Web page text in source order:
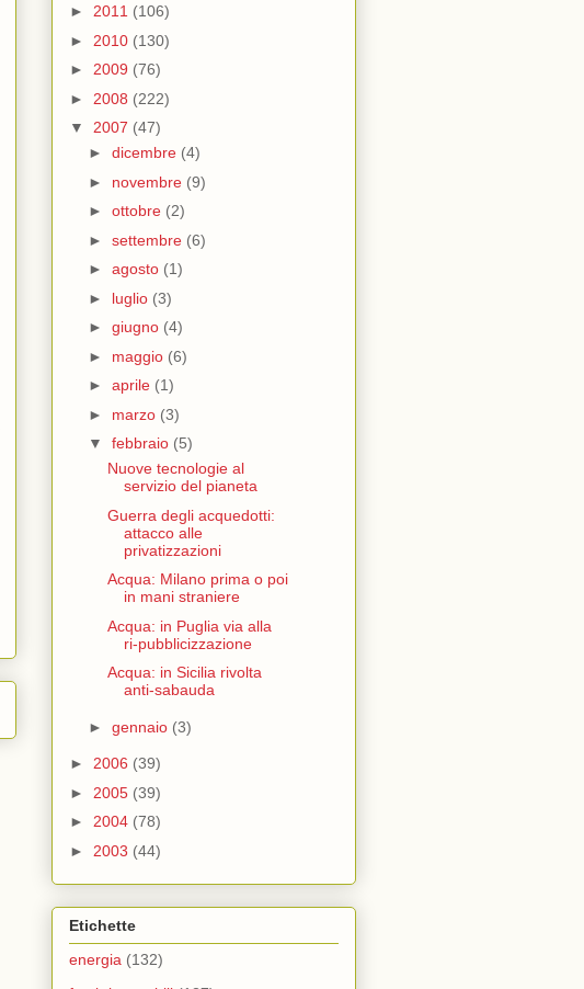
► 2011 (106)
► 2010 (130)
► 2009 (76)
► 2008 (222)
▼ 2007 (47)
► dicembre (4)
► novembre (9)
► ottobre (2)
► settembre (6)
► agosto (1)
► luglio (3)
► giugno (4)
► maggio (6)
► aprile (1)
► marzo (3)
▼ febbraio (5)
Nuove tecnologie al
servizio del pianeta
Guerra degli acquedotti:
attacco alle
privatizzazioni
Acqua: Milano prima o poi
in mani straniere
Acqua: in Puglia via alla
ri-pubblicizzazione
Acqua: in Sicilia rivolta
anti-sabauda
► gennaio (3)
► 2006 (39)
► 2005 (39)
► 2004 (78)
► 2003 (44)
Etichette
energia (132)